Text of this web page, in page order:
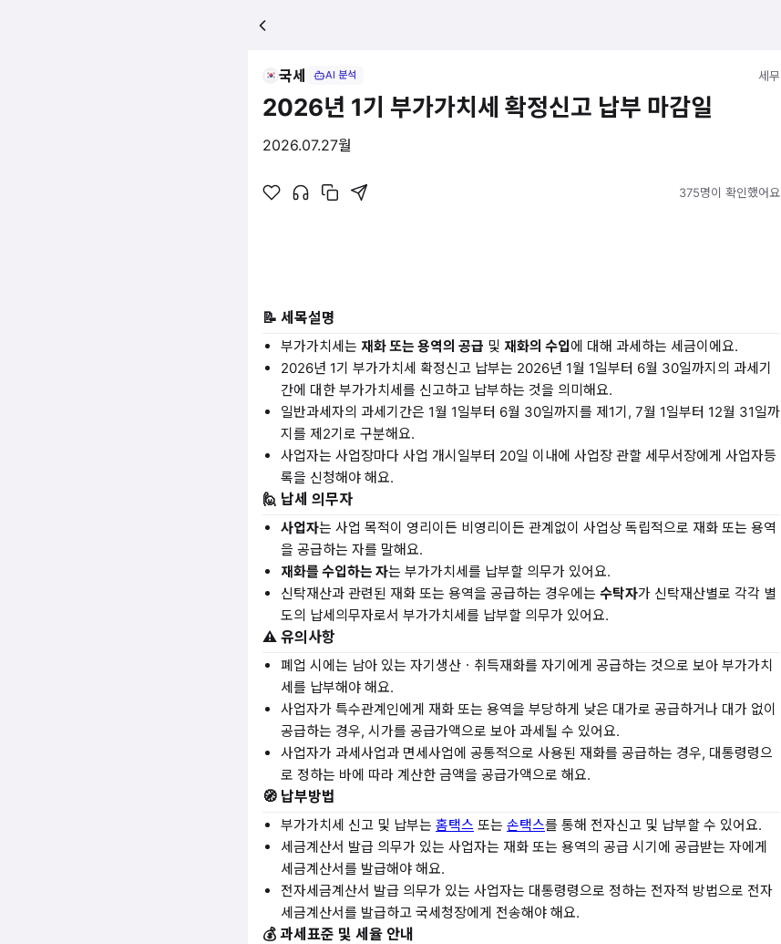
국세 AI 분석 세무
2026년 1기 부가가치세 확정신고 납부 마감일
2026.07.27월
375명이 확인했어요
📝 세목설명
부가가치세는 재화 또는 용역의 공급 및 재화의 수입에 대해 과세하는 세금이에요.
2026년 1기 부가가치세 확정신고 납부는 2026년 1월 1일부터 6월 30일까지의 과세기
간에 대한 부가가치세를 신고하고 납부하는 것을 의미해요.
일반과세자의 과세기간은 1월 1일부터 6월 30일까지를 제1기, 7월 1일부터 12월 31일까
지를 제2기로 구분해요.
사업자는 사업장마다 사업 개시일부터 20일 이내에 사업장 관할 세무서장에게 사업자등
록을 신청해야 해요.
🙋 납세 의무자
사업자는 사업 목적이 영리이든 비영리이든 관계없이 사업상 독립적으로 재화 또는 용역
을 공급하는 자를 말해요.
재화를 수입하는 자는 부가가치세를 납부할 의무가 있어요.
신탁재산과 관련된 재화 또는 용역을 공급하는 경우에는 수탁자가 신탁재산별로 각각 별
도의 납세의무자로서 부가가치세를 납부할 의무가 있어요.
⚠️ 유의사항
폐업 시에는 남아 있는 자기생산ㆍ취득재화를 자기에게 공급하는 것으로 보아 부가가치
세를 납부해야 해요.
사업자가 특수관계인에게 재화 또는 용역을 부당하게 낮은 대가로 공급하거나 대가 없이
공급하는 경우, 시가를 공급가액으로 보아 과세될 수 있어요.
사업자가 과세사업과 면세사업에 공통적으로 사용된 재화를 공급하는 경우, 대통령령으
로 정하는 바에 따라 계산한 금액을 공급가액으로 해요.
🧭 납부방법
부가가치세 신고 및 납부는 홈택스 또는 손택스를 통해 전자신고 및 납부할 수 있어요.
세금계산서 발급 의무가 있는 사업자는 재화 또는 용역의 공급 시기에 공급받는 자에게
세금계산서를 발급해야 해요.
전자세금계산서 발급 의무가 있는 사업자는 대통령령으로 정하는 전자적 방법으로 전자
세금계산서를 발급하고 국세청장에게 전송해야 해요.
💰 과세표준 및 세율 안내